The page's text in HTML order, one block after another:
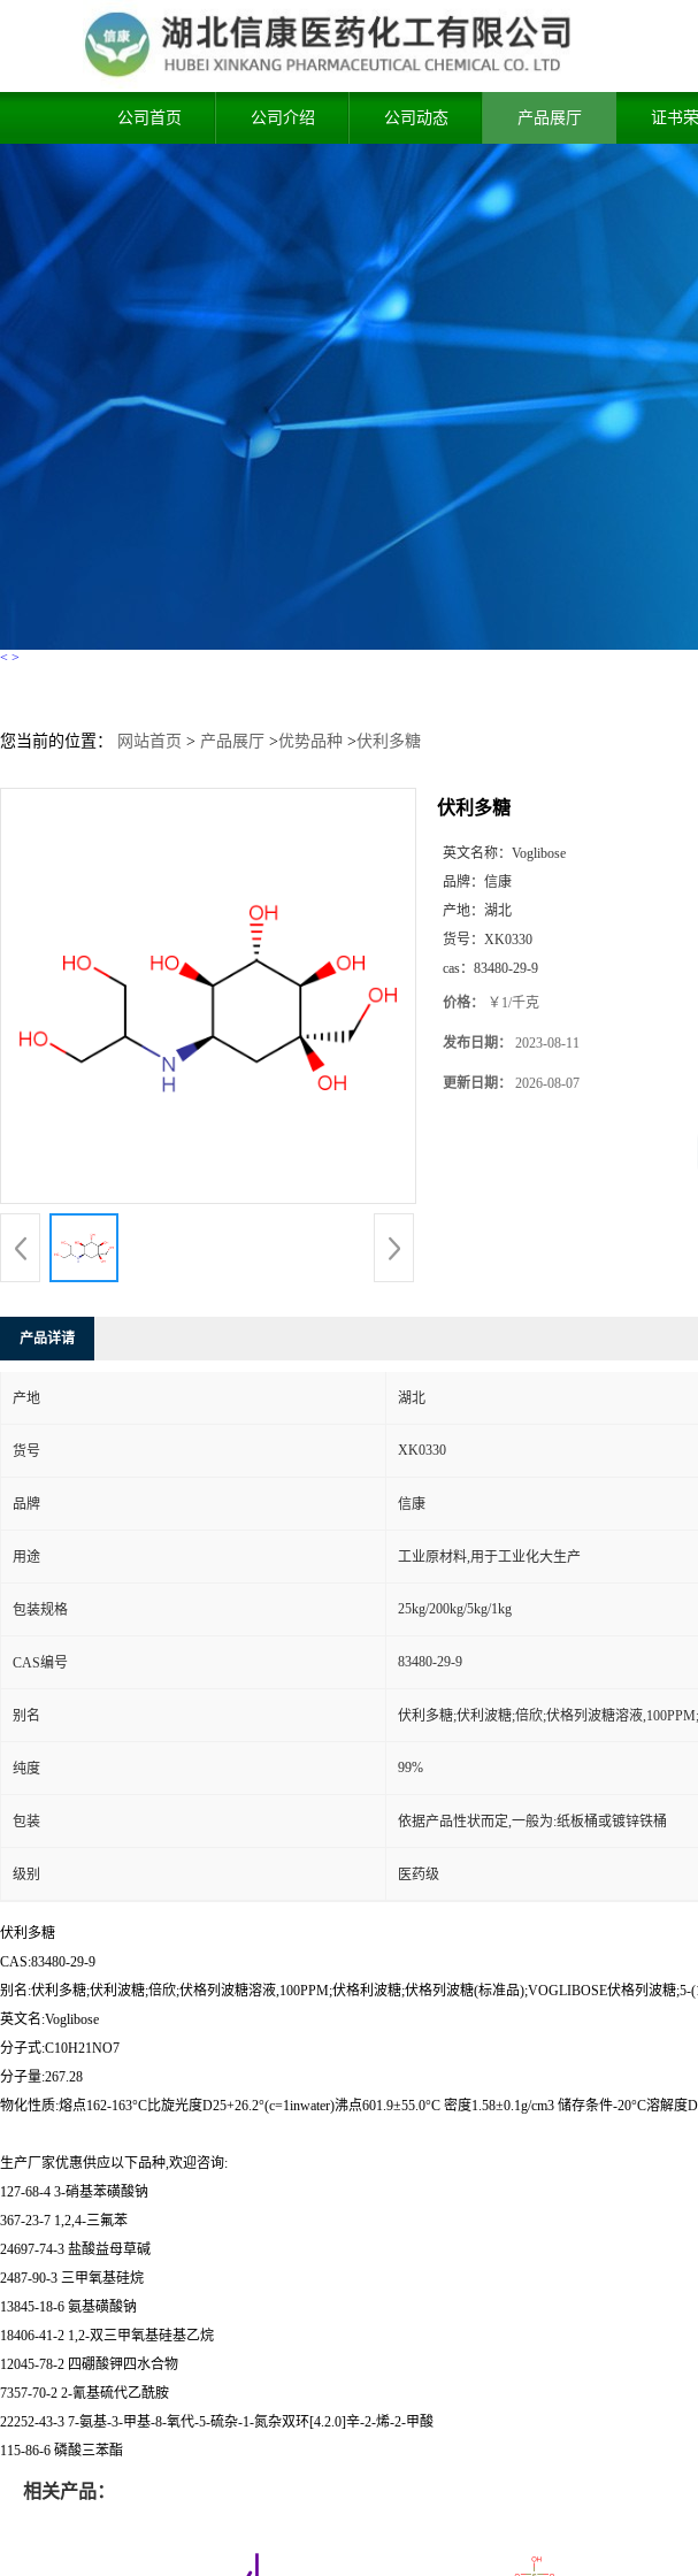
公司首页 公司介绍 公司动态 产品展厅 证书
< >
您当前的位置： 网站首页 > 产品展厅 >优势品种 >伏利多糖
伏利多糖
英文名称： Voglibose
品牌： 信康
产地： 湖北
货号： XK0330
cas： 83480-29-9
价格： ￥1/千克
发布日期： 2023-08-11
更新日期： 2026-08-07
产品详请
产地 湖北
货号 XK0330
品牌 信康
用途 工业原材料,用于工业化大生产
包装规格 25kg/200kg/5kg/1kg
CAS编号 83480-29-9
别名 伏利多糖;伏利波糖;倍欣;伏格列波糖溶液
纯度 99%
包装 依据产品性状而定,一般为:纸板桶或镀锌铁桶
级别 医药级
伏利多糖
CAS:83480-29-9
别名:伏利多糖;伏利波糖;倍欣;伏格列波糖溶液,100PPM;伏格利波糖;伏格列波糖(标准品);VOGLIBOSE伏格列波糖
英文名:Voglibose
分子式:C10H21NO7
分子量:267.28
物化性质:熔点162-163°C比旋光度D25+26.2°(c=1inwater)沸点601.9±55.0°C 密度1.58±0.1g/cm3 储存条件-20°C溶解
生产厂家优惠供应以下品种,欢迎咨询:
127-68-4 3-硝基苯磺酸钠
367-23-7 1,2,4-三氟苯
24697-74-3 盐酸益母草碱
2487-90-3 三甲氧基硅烷
13845-18-6 氨基磺酸钠
18406-41-2 1,2-双三甲氧基硅基乙烷
12045-78-2 四硼酸钾四水合物
7357-70-2 2-氰基硫代乙酰胺
22252-43-3 7-氨基-3-甲基-8-氧代-5-硫杂-1-氮杂双环[4.2.0]辛-2-烯-2-甲酸
115-86-6 磷酸三苯酯
相关产品：